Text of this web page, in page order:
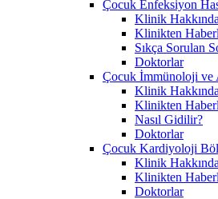
Çocuk Enfeksiyon
Klinik Hakkında
Klinikten
Sıkça Sorulan
Doktorlar
Çocuk İmmünoloji ve
Klinik Hakkında
Klinikten
Nasıl Gidilir?
Doktorlar
Çocuk Kardiyoloji
Klinik Hakkında
Klinikten
Doktorlar